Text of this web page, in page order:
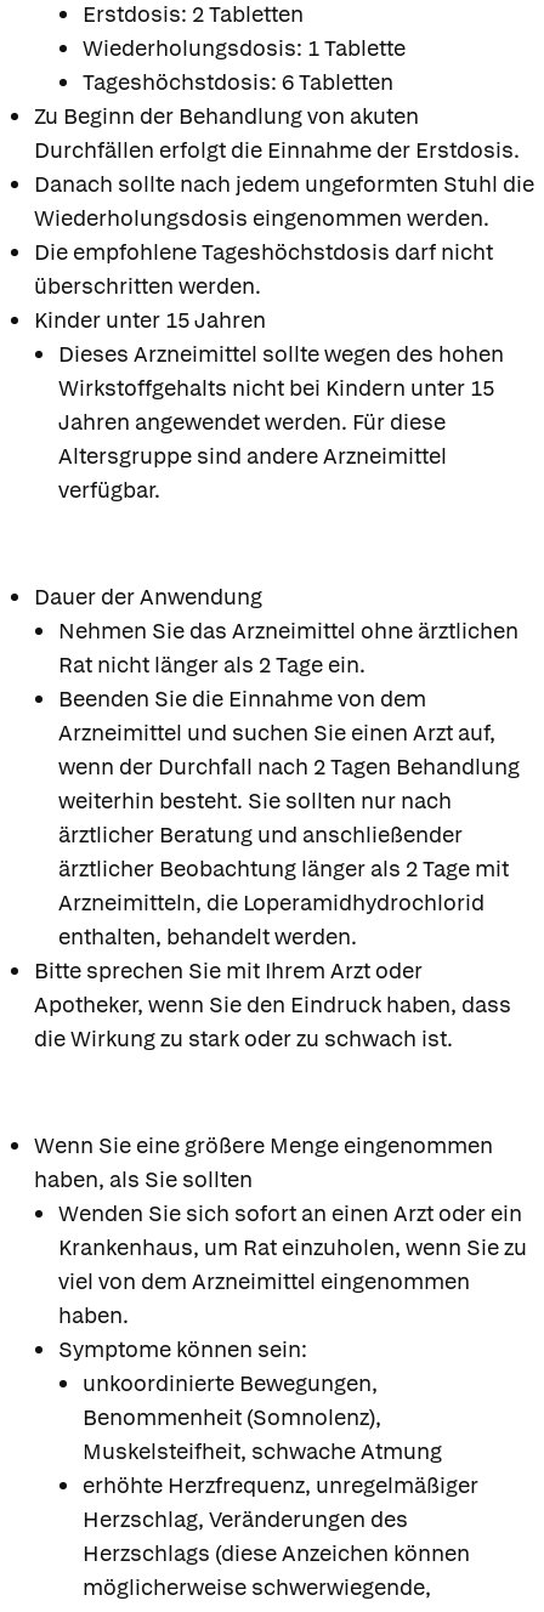
Erstdosis: 2 Tabletten
Wiederholungsdosis: 1 Tablette
Tageshöchstdosis: 6 Tabletten
Zu Beginn der Behandlung von akuten
Durchfällen erfolgt die Einnahme der Erstdosis.
Danach sollte nach jedem ungeformten Stuhl die
Wiederholungsdosis eingenommen werden.
Die empfohlene Tageshöchstdosis darf nicht
überschritten werden.
Kinder unter 15 Jahren
Dieses Arzneimittel sollte wegen des hohen
Wirkstoffgehalts nicht bei Kindern unter 15
Jahren angewendet werden. Für diese
Altersgruppe sind andere Arzneimittel
verfügbar.
Dauer der Anwendung
Nehmen Sie das Arzneimittel ohne ärztlichen
Rat nicht länger als 2 Tage ein.
Beenden Sie die Einnahme von dem
Arzneimittel und suchen Sie einen Arzt auf,
wenn der Durchfall nach 2 Tagen Behandlung
weiterhin besteht. Sie sollten nur nach
ärztlicher Beratung und anschließender
ärztlicher Beobachtung länger als 2 Tage mit
Arzneimitteln, die Loperamidhydrochlorid
enthalten, behandelt werden.
Bitte sprechen Sie mit Ihrem Arzt oder
Apotheker, wenn Sie den Eindruck haben, dass
die Wirkung zu stark oder zu schwach ist.
Wenn Sie eine größere Menge eingenommen
haben, als Sie sollten
Wenden Sie sich sofort an einen Arzt oder ein
Krankenhaus, um Rat einzuholen, wenn Sie zu
viel von dem Arzneimittel eingenommen
haben.
Symptome können sein:
unkoordinierte Bewegungen,
Benommenheit (Somnolenz),
Muskelsteifheit, schwache Atmung
erhöhte Herzfrequenz, unregelmäßiger
Herzschlag, Veränderungen des
Herzschlags (diese Anzeichen können
möglicherweise schwerwiegende,